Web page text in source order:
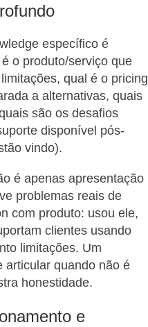
específico é
o produto/serviço que
qual é o pricing
a alternativas, quais
são os desafios
disponível pós-
vindo).
é apenas apresentação
problemas reais de
com produto: usou ele,
clientes usando
limitações. Um
articular quando não é
honestidade.
e